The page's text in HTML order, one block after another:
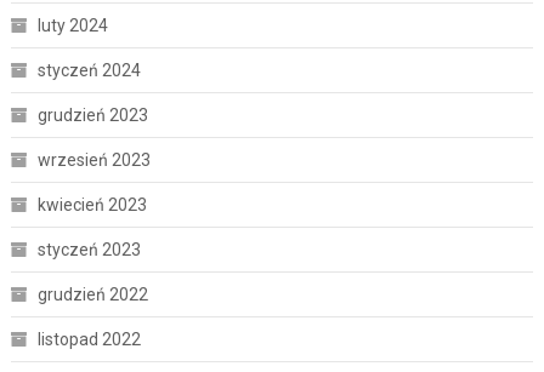
luty 2024
styczeń 2024
grudzień 2023
wrzesień 2023
kwiecień 2023
styczeń 2023
grudzień 2022
listopad 2022